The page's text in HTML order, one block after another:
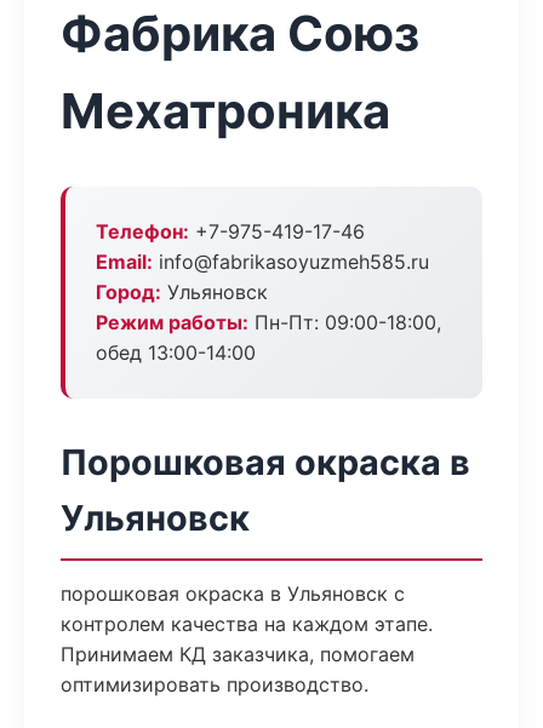
Фабрика Союз
Мехатроника
Телефон: +7-975-419-17-46
Email: info@fabrikasoyuzmeh585.ru
Город: Ульяновск
Режим работы: Пн-Пт: 09:00-18:00,
обед 13:00-14:00
Порошковая окраска в
Ульяновск
порошковая окраска в Ульяновск с
контролем качества на каждом этапе.
Принимаем КД заказчика, помогаем
оптимизировать производство.